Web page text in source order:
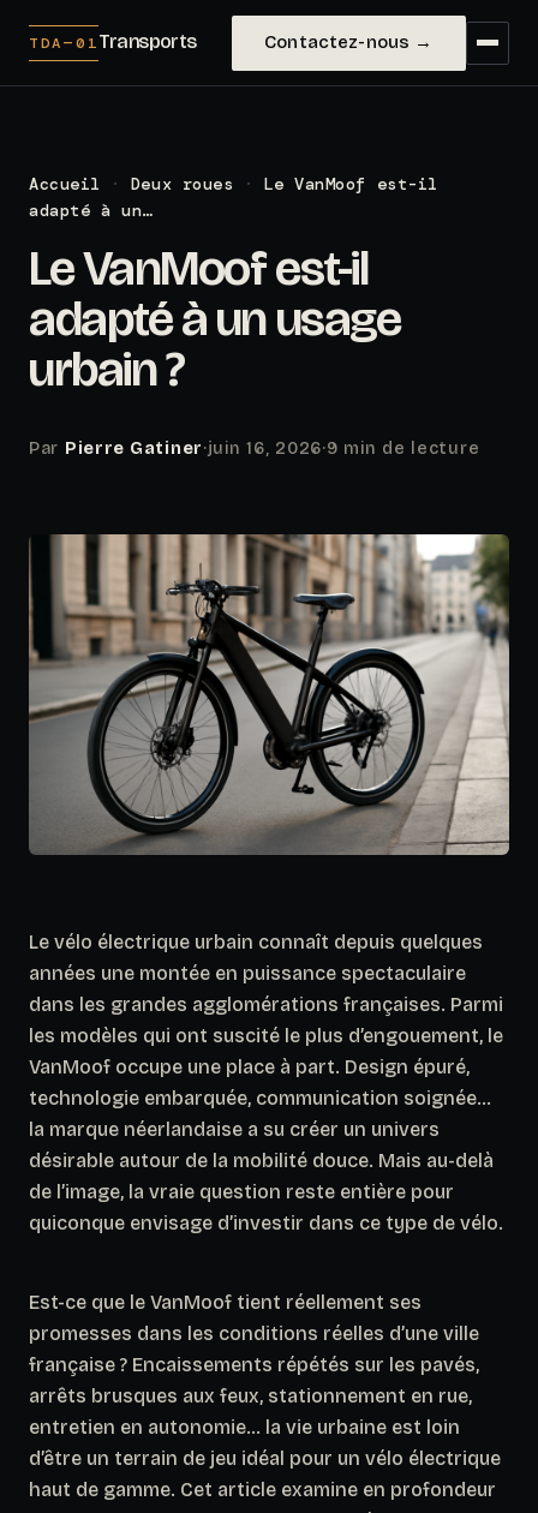
TDA—01Transports Contactez-nous →
Accueil · Deux roues ·
Le VanMoof est-il
adapté à un…
Le VanMoof est-il
adapté à un usage
urbain ?
Par Pierre Gatiner·juin 16, 2026·9 min de lecture
Le vélo électrique urbain connaît depuis quelques
années une montée en puissance spectaculaire
dans les grandes agglomérations françaises. Parmi
les modèles qui ont suscité le plus d’engouement, le
VanMoof occupe une place à part. Design épuré,
technologie embarquée, communication soignée…
la marque néerlandaise a su créer un univers
désirable autour de la mobilité douce. Mais au-delà
de l’image, la vraie question reste entière pour
quiconque envisage d’investir dans ce type de vélo.
Est-ce que le VanMoof tient réellement ses
promesses dans les conditions réelles d’une ville
française ? Encaissements répétés sur les pavés,
arrêts brusques aux feux, stationnement en rue,
entretien en autonomie… la vie urbaine est loin
d’être un terrain de jeu idéal pour un vélo électrique
haut de gamme. Cet article examine en profondeur